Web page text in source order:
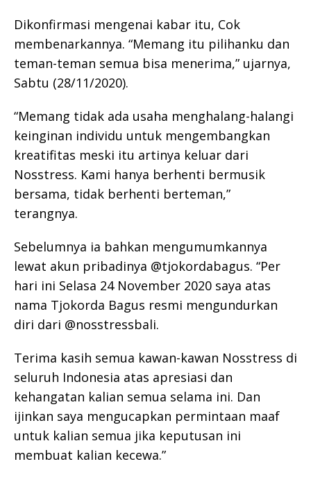
Dikonfirmasi mengenai kabar itu, Cok
membenarkannya. “Memang itu pilihanku dan
teman-teman semua bisa menerima,” ujarnya,
Sabtu (28/11/2020).
“Memang tidak ada usaha menghalang-halangi
keinginan individu untuk mengembangkan
kreatifitas meski itu artinya keluar dari
Nosstress. Kami hanya berhenti bermusik
bersama, tidak berhenti berteman,”
terangnya.
Sebelumnya ia bahkan mengumumkannya
lewat akun pribadinya @tjokordabagus. “Per
hari ini Selasa 24 November 2020 saya atas
nama Tjokorda Bagus resmi mengundurkan
diri dari @nosstressbali.
Terima kasih semua kawan-kawan Nosstress di
seluruh Indonesia atas apresiasi dan
kehangatan kalian semua selama ini. Dan
ijinkan saya mengucapkan permintaan maaf
untuk kalian semua jika keputusan ini
membuat kalian kecewa.”